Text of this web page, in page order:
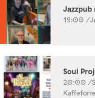
Jazzpub
19:00 /
Soul
20:00 /